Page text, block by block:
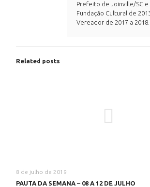
Prefeito de Joinville/SC
Fundação Cultural de
Vereador de 2017 a 2018.
Related posts
8 de julho de 2019
PAUTA DA SEMANA – 08 A 12 DE JULHO